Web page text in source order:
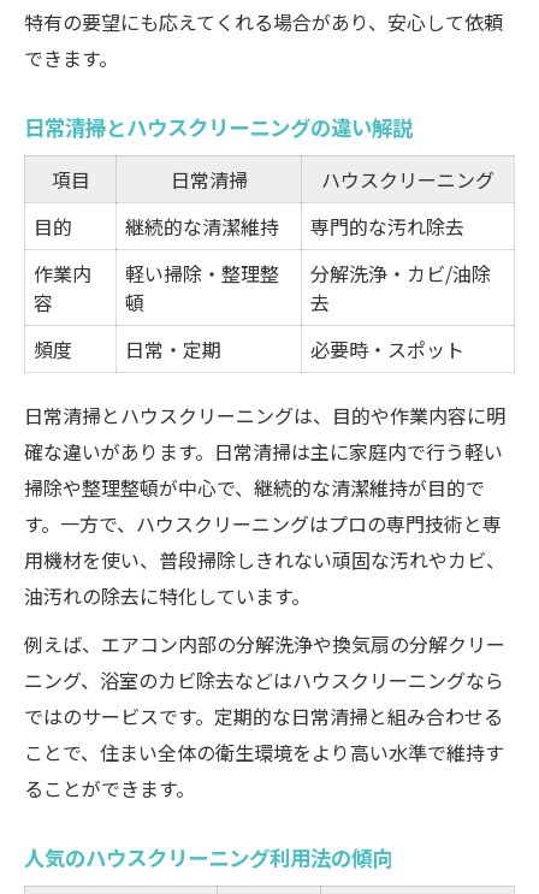
特有の要望にも応えてくれる場合があり、安心して依頼
できます。
日常清掃とハウスクリーニングの違い解説
項目 日常清掃
ハウスクリーニング
目的
継続的な清潔維持
専門的な汚れ除去
作業内
容
軽い掃除・整理整
頓
分解洗浄・カビ/油除
去
頻度
日常・定期 必要時・スポット
日常清掃とハウスクリーニングは、目的や作業内容に明
確な違いがあります。日常清掃は主に家庭内で行う軽い
掃除や整理整頓が中心で、継続的な清潔維持が目的で
す。一方で、ハウスクリーニングはプロの専門技術と専
用機材を使い、普段掃除しきれない頑固な汚れやカビ、
油汚れの除去に特化しています。
例えば、エアコン内部の分解洗浄や換気扇の分解クリー
ニング、浴室のカビ除去などはハウスクリーニングなら
ではのサービスです。定期的な日常清掃と組み合わせる
ことで、住まい全体の衛生環境をより高い水準で維持す
ることができます。
人気のハウスクリーニング利用法の傾向